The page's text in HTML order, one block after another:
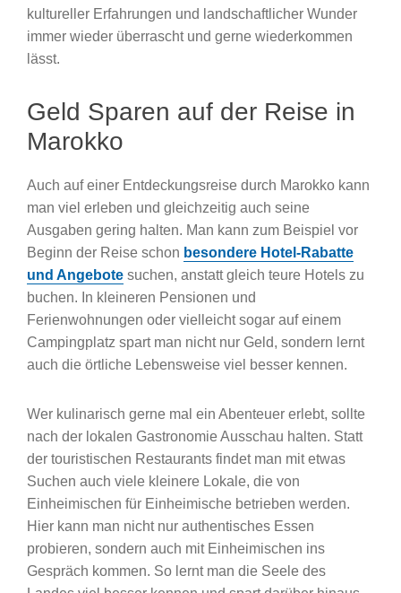
kultureller Erfahrungen und landschaftlicher Wunder
immer wieder überrascht und gerne wiederkommen
lässt.
Geld Sparen auf der Reise in
Marokko
Auch auf einer Entdeckungsreise durch Marokko kann
man viel erleben und gleichzeitig auch seine
Ausgaben gering halten. Man kann zum Beispiel vor
Beginn der Reise schon besondere Hotel-Rabatte
und Angebote suchen, anstatt gleich teure Hotels zu
buchen. In kleineren Pensionen und
Ferienwohnungen oder vielleicht sogar auf einem
Campingplatz spart man nicht nur Geld, sondern lernt
auch die örtliche Lebensweise viel besser kennen.
Wer kulinarisch gerne mal ein Abenteuer erlebt, sollte
nach der lokalen Gastronomie Ausschau halten. Statt
der touristischen Restaurants findet man mit etwas
Suchen auch viele kleinere Lokale, die von
Einheimischen für Einheimische betrieben werden.
Hier kann man nicht nur authentisches Essen
probieren, sondern auch mit Einheimischen ins
Gespräch kommen. So lernt man die Seele des